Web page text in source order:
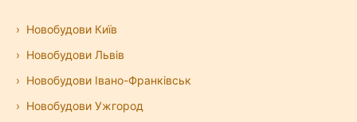
Новобудови Київ
Новобудови Львів
Новобудови Івано-Франківськ
Новобудови Ужгород